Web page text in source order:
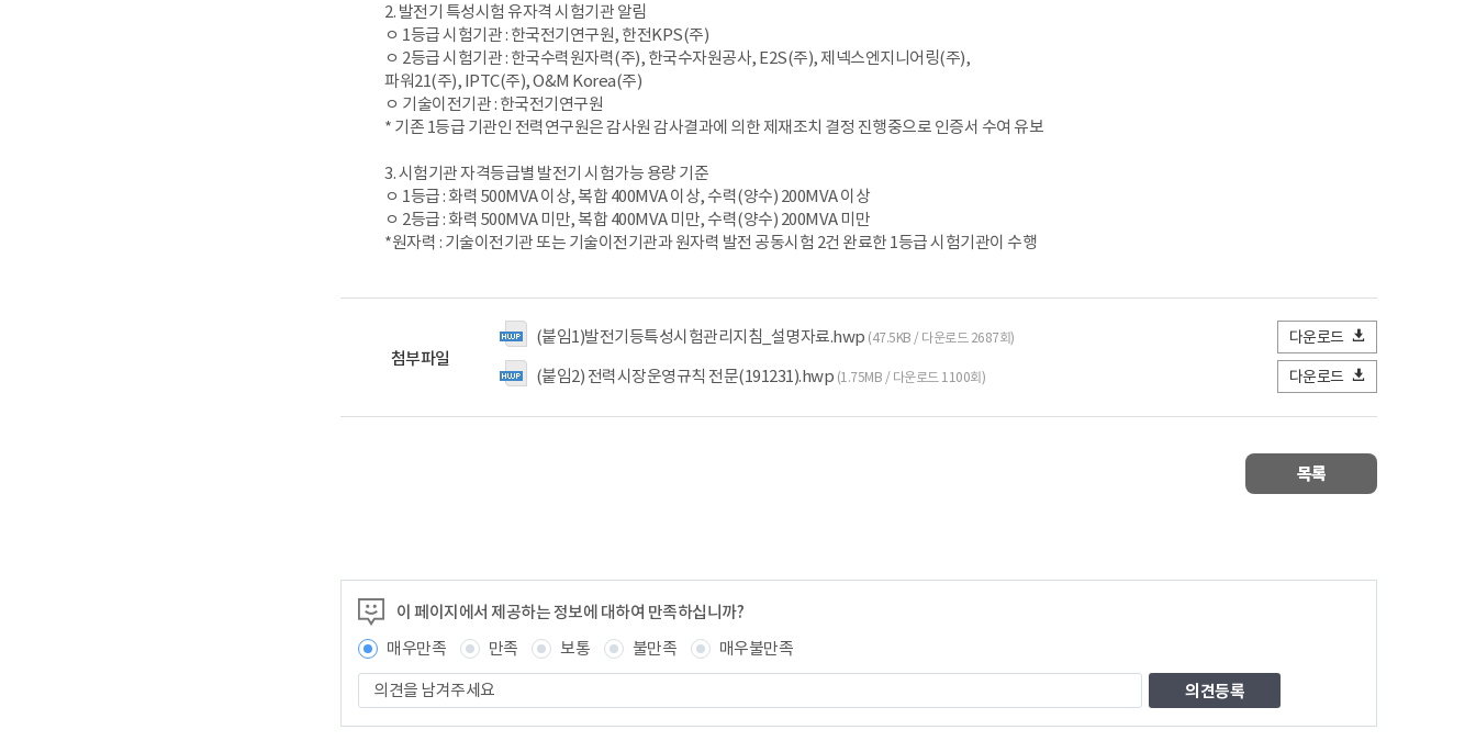
2. 발전기 특성시험 유자격 시험기관 알림
ㅇ 1등급 시험기관 : 한국전기연구원, 한전KPS(주)
ㅇ 2등급 시험기관 : 한국수력원자력(주), 한국수자원공사, E2S(주), 제넥스엔지니어링(주),
파워21(주), IPTC(주), O&M Korea(주)
ㅇ 기술이전기관 : 한국전기연구원
* 기존 1등급 기관인 전력연구원은 감사원 감사결과에 의한 제재조치 결정 진행중으로 인증서 수여 유보
3. 시험기관 자격등급별 발전기 시험가능 용량 기준
ㅇ 1등급 : 화력 500MVA 이상, 복합 400MVA 이상, 수력(양수) 200MVA 이상
ㅇ 2등급 : 화력 500MVA 미만, 복합 400MVA 미만, 수력(양수) 200MVA 미만
*원자력 : 기술이전기관 또는 기술이전기관과 원자력 발전 공동시험 2건 완료한 1등급 시험기관이 수행
첨부파일
(붙임1)발전기등특성시험관리지침_설명자료.hwp (47.5KB / 다운로드 2687회) 다운로드
(붙임2) 전력시장운영규칙 전문(191231).hwp (1.75MB / 다운로드 1100회) 다운로드
목록
이 페이지에서 제공하는 정보에 대하여 만족하십니까?
매우만족
만족 보통 불만족
매우불만족
견
을